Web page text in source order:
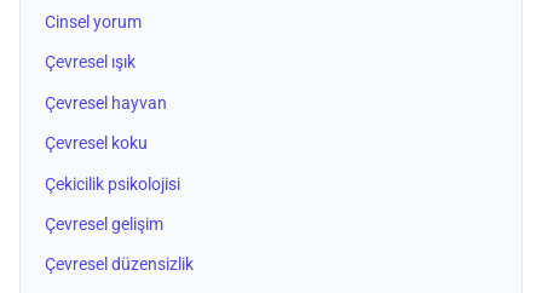
Cinsel yorum
Çevresel ışık
Çevresel hayvan
Çevresel koku
Çekicilik psikolojisi
Çevresel gelişim
Çevresel düzensizlik